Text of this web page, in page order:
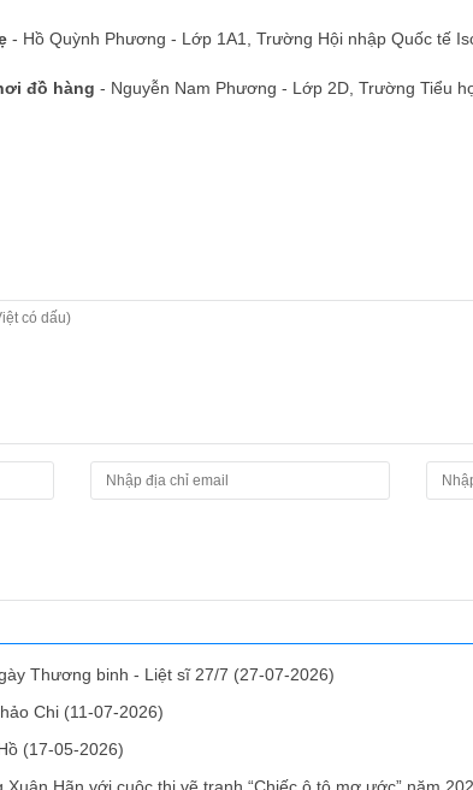
- Hồ Quỳnh Phương - Lớp 1A1, Trường Hội nhập Quốc tế
đồ hàng - Nguyễn Nam Phương - Lớp 2D, Trường Tiểu
Thương binh - Liệt sĩ 27/7 (27-07-2026)
Chi (11-07-2026)
(17-05-2026)